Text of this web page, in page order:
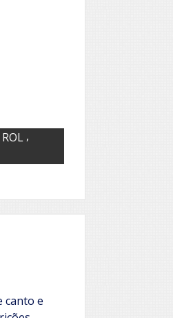
,
canto e